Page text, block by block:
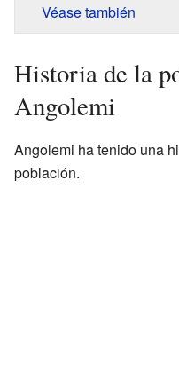
Véase también
Historia de la
Angolemi
Angolemi ha tenido una
población.